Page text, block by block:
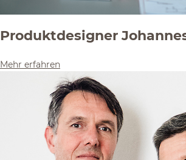
Produktdesigner
Mehr erfahren